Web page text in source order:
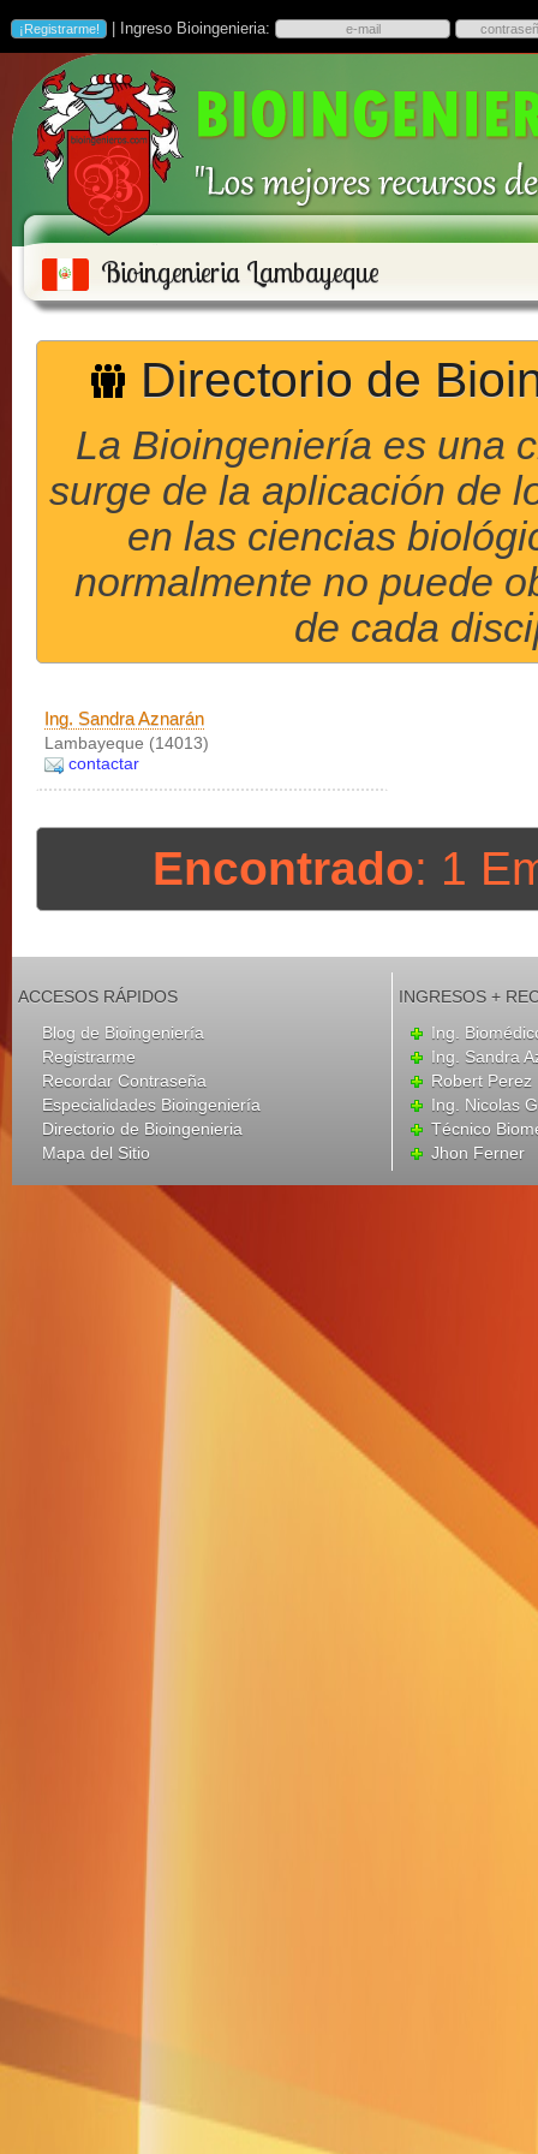
| Ingreso Bioingenieria:
Bioingenieria Lambayeque
Directorio de
La Bioingeniería es una
surge de la aplicación de
en las ciencias
normalmente no puede
de cada
Ing. Sandra Aznarán
Lambayeque (14013)
contactar
Encontrado: 1
ACCESOS RÁPIDOS
Blog de Bioingeniería
Registrarme
Recordar Contraseña
Especialidades Bioingeniería
Directorio de Bioingenieria
Mapa del Sitio
INGRESOS +
Ing.
Ing. Sandra
Robert Perez
Ing. Nicolas
Técnico
Jhon Ferner